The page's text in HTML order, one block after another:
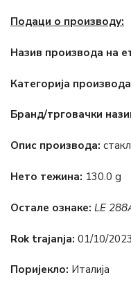
Подаци о производу:
Назив производа на
Категорија
Бранд/трговачки
Опис производа:
Нето тежина: 130.0 g
Остале ознаке: LE
Rok trajanja: 01/10/2023
Поријекло: Италија